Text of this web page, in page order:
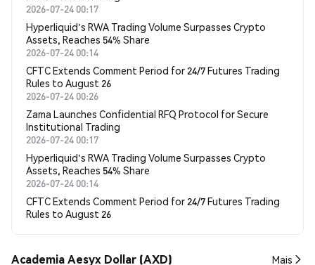
2026-07-24 00:17
Hyperliquid's RWA Trading Volume Surpasses Crypto
Assets, Reaches 54% Share
2026-07-24 00:14
CFTC Extends Comment Period for 24/7 Futures Trading
Rules to August 26
2026-07-24 00:26
Zama Launches Confidential RFQ Protocol for Secure
Institutional Trading
2026-07-24 00:17
Hyperliquid's RWA Trading Volume Surpasses Crypto
Assets, Reaches 54% Share
2026-07-24 00:14
CFTC Extends Comment Period for 24/7 Futures Trading
Rules to August 26
Academia Aesyx Dollar (AXD) Mais